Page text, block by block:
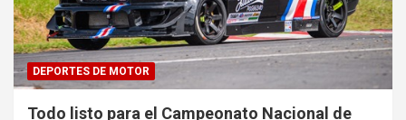
DEPORTES DE MOTOR
Todo listo para el Campeonato Nacional de